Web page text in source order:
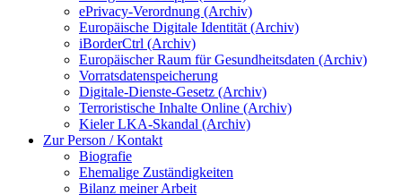
ePrivacy-Verordnung (Archiv)
Europäische Digitale Identität (Archiv)
iBorderCtrl (Archiv)
Europäischer Raum für Gesundheitsdaten (Archiv)
Vorratsdatenspeicherung
Digitale-Dienste-Gesetz (Archiv)
Terroristische Inhalte Online (Archiv)
Kieler LKA-Skandal (Archiv)
Zur Person / Kontakt
Biografie
Ehemalige Zuständigkeiten
Bilanz meiner Arbeit